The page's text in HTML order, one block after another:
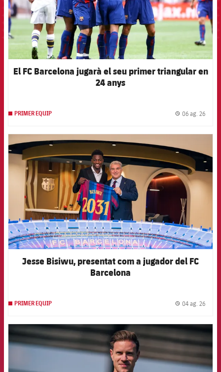
El FC Barcelona jugarà el seu primer triangular en
24 anys
PRIMER EQUIP 06 ag. 26
Jesse Bisiwu, presentat com a jugador del FC
Barcelona
PRIMER EQUIP 04 ag. 26
FCB Barcelona badge